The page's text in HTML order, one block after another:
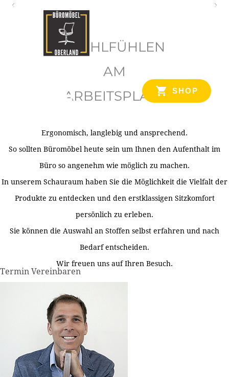
SHOP
WOHLFÜHLEN
AM
ARBEITSPLATZ
Ergonomisch, langlebig und ansprechend.
So sollten Büromöbel heute sein um Ihnen den Aufenthalt im
Büro so angenehm wie möglich zu machen.
In unserem Schauraum haben Sie die Möglichkeit die Vielfalt der
Produkte zu entdecken und den erstklassigen Sitzkomfort
persönlich zu erleben.
Sie können die Auswahl an Stoffen selbst erfahren und nach
Bedarf entscheiden.
Wir freuen uns auf Ihren Besuch.
Termin Vereinbaren